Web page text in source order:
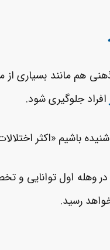
هم مانند بسیاری
افراد جلوگیری شود.
باشیم «اکثر
در وهله اول
رسید.